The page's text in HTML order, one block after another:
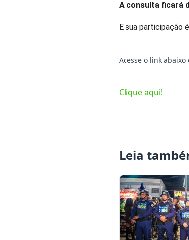
A consulta ficará
E sua participação
Acesse o link
Clique aqui!
Leia